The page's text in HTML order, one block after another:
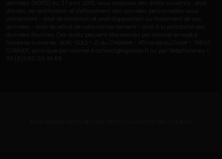
données (RGPD) du 27 avril 2016, vous disposez des droits suivants : droit
d'accès, de rectification et d'effacement des données personnelles vous
concernant - droit de limitation et droit d'opposition au traitement de vos
données - droit de retrait de votre consentement - droit à la portabilité des
données fournies. Ces droits peuvent être exercés par courrier envoyé à
l'adresse suivante : AGRI-SOLS - ZI du Châtelet - 451 route du Collet - 74800
contact@agrisols.fr ou par téléphone au +
33 (0)4 50 03 34 68